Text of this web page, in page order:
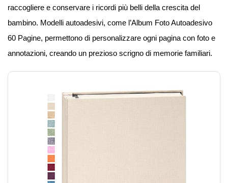
raccogliere e conservare i ricordi più belli della crescita del
bambino. Modelli autoadesivi, come l’Album Foto Autoadesivo
60 Pagine, permettono di personalizzare ogni pagina con foto e
annotazioni, creando un prezioso scrigno di memorie familiari.